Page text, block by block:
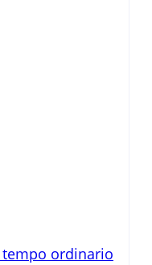
ordinario